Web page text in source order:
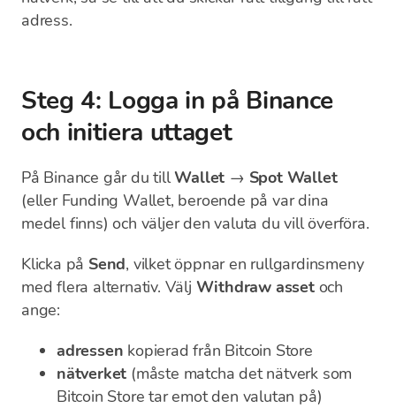
adress.
Steg 4: Logga in på Binance
och initiera uttaget
På Binance går du tillWallet → Spot Wallet
(eller Funding Wallet, beroende på var dina
medel finns) och väljer den valuta du vill överföra.
Klicka på Send, vilket öppnar en rullgardinsmeny
med flera alternativ. Välj Withdraw assetoch
ange:
adressen kopierad från Bitcoin Store
nätverket (måste matcha det nätverk som
Bitcoin Store tar emot den valutan på)